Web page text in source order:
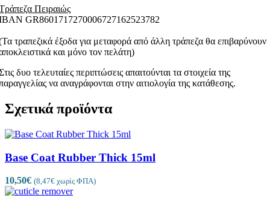
Πειραιώς
GR8601717270006727162523782
τραπεζικά έξοδα για μεταφορά από άλλη τράπεζα θα επιβαρύνουν
και μόνο τον πελάτη)
δυο τελευταίες περιπτώσεις απαιτούνται τα στοιχεία της
να αναγράφονται στην αιτιολογία της κατάθεσης.
Σχετικά προϊόντα
Base Coat Rubber Thick 15ml
10,50€ (8,47€ χωρίς ΦΠΑ)